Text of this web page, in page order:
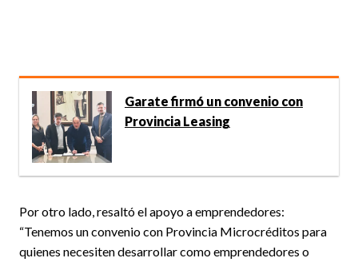
Garate firmó un convenio con
Provincia Leasing
Por otro lado, resaltó el apoyo a emprendedores:
“Tenemos un convenio con Provincia Microcréditos para
quienes necesiten desarrollar como emprendedores o